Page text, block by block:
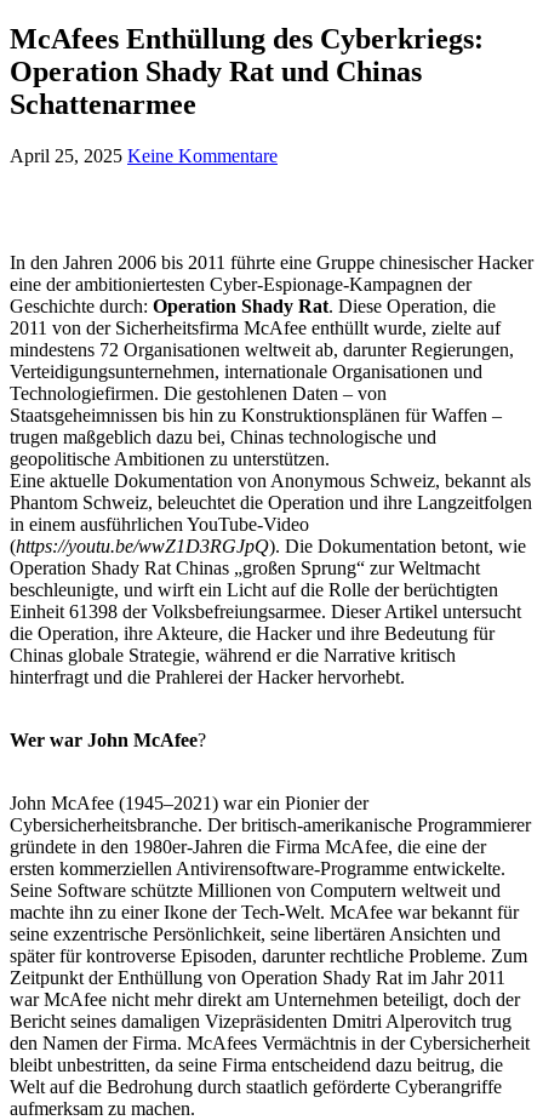
McAfees Enthüllung des Cyberkriegs:
Operation Shady Rat und Chinas
Schattenarmee
April 25, 2025 Keine Kommentare
In den Jahren 2006 bis 2011 führte eine Gruppe chinesischer Hacker
eine der ambitioniertesten Cyber-Espionage-Kampagnen der
Geschichte durch: Operation Shady Rat. Diese Operation, die
2011 von der Sicherheitsfirma McAfee enthüllt wurde, zielte auf
mindestens 72 Organisationen weltweit ab, darunter Regierungen,
Verteidigungsunternehmen, internationale Organisationen und
Technologiefirmen. Die gestohlenen Daten – von
Staatsgeheimnissen bis hin zu Konstruktionsplänen für Waffen –
trugen maßgeblich dazu bei, Chinas technologische und
geopolitische Ambitionen zu unterstützen.
Eine aktuelle Dokumentation von Anonymous Schweiz, bekannt als
Phantom Schweiz, beleuchtet die Operation und ihre Langzeitfolgen
in einem ausführlichen YouTube-Video
(https://youtu.be/wwZ1D3RGJpQ). Die Dokumentation betont, wie
Operation Shady Rat Chinas „großen Sprung“ zur Weltmacht
beschleunigte, und wirft ein Licht auf die Rolle der berüchtigten
Einheit 61398 der Volksbefreiungsarmee. Dieser Artikel untersucht
die Operation, ihre Akteure, die Hacker und ihre Bedeutung für
Chinas globale Strategie, während er die Narrative kritisch
hinterfragt und die Prahlerei der Hacker hervorhebt.
Wer war John McAfee?
John McAfee (1945–2021) war ein Pionier der
Cybersicherheitsbranche. Der britisch-amerikanische Programmierer
gründete in den 1980er-Jahren die Firma McAfee, die eine der
ersten kommerziellen Antivirensoftware-Programme entwickelte.
Seine Software schützte Millionen von Computern weltweit und
machte ihn zu einer Ikone der Tech-Welt. McAfee war bekannt für
seine exzentrische Persönlichkeit, seine libertären Ansichten und
später für kontroverse Episoden, darunter rechtliche Probleme. Zum
Zeitpunkt der Enthüllung von Operation Shady Rat im Jahr 2011
war McAfee nicht mehr direkt am Unternehmen beteiligt, doch der
Bericht seines damaligen Vizepräsidenten Dmitri Alperovitch trug
den Namen der Firma. McAfees Vermächtnis in der Cybersicherheit
bleibt unbestritten, da seine Firma entscheidend dazu beitrug, die
Welt auf die Bedrohung durch staatlich geförderte Cyberangriffe
aufmerksam zu machen.